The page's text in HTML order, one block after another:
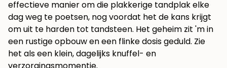
effectieve manier om die plakkerige tandplak elke
dag weg te poetsen, nog voordat het de kans krijgt
om uit te harden tot tandsteen. Het geheim zit 'm in
een rustige opbouw en een flinke dosis geduld. Zie
het als een klein, dagelijks knuffel- en